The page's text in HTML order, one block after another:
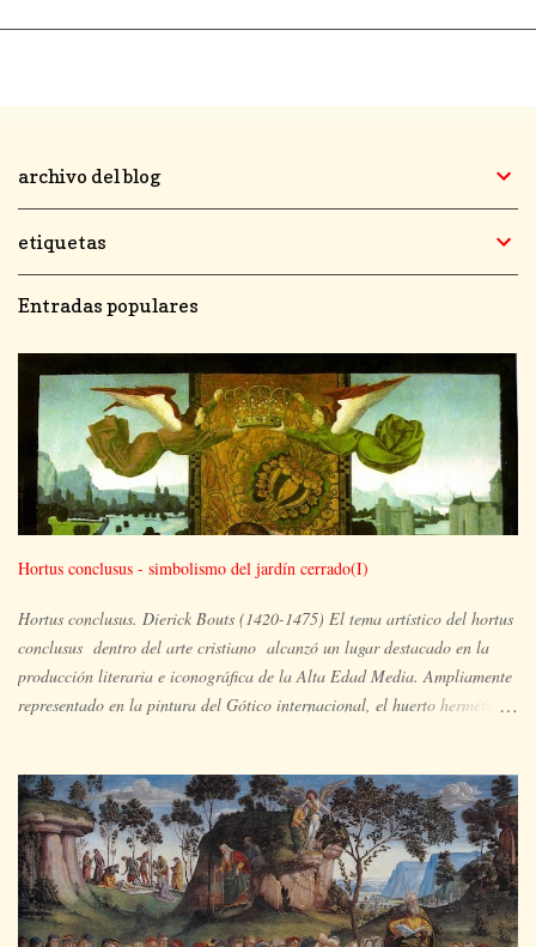
archivo del blog
etiquetas
Entradas populares
Hortus conclusus - simbolismo del jardín cerrado(I)
Hortus conclusus. Dierick Bouts (1420-1475) El tema artístico del hortus
conclusus dentro del arte cristiano alcanzó un lugar destacado en la
producción literaria e iconográfica de la Alta Edad Media. Ampliamente
representado en la pintura del Gótico internacional, el huerto hermético
también otras imágenes simbólicas de la plenitud de María y extraídas
del Antiguo Testamento, tales como la zarza que arde pero no se
consume, la puerta cerrada de la visión de Ezequiel, el pozo de agua
viva, la fuente, el rosal, el ciprés, el arca... Nuestra propuesta trazará un
viaje un tanto particular de (ca)ida y vuelta, a partir del cual iremos
entrelazando referencias geográficas, artísticas o literarias que nos